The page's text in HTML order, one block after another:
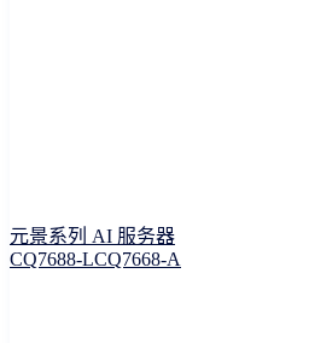
元景系列 AI 服务器
CQ7688-LCQ7668-A